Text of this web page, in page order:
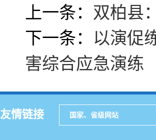
上一条： 双柏县
下一条： 以演促
害综合应急演练
友情链接 国家、省级网站